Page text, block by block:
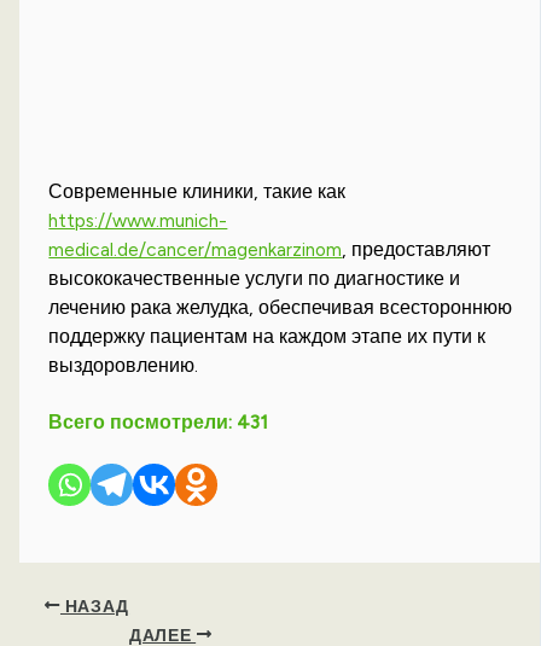
Современные клиники, такие как
https://www.munich-
medical.de/cancer/magenkarzinom, предоставляют
высококачественные услуги по диагностике и
лечению рака желудка, обеспечивая всестороннюю
поддержку пациентам на каждом этапе их пути к
выздоровлению.
Всего посмотрели: 431
НАЗАД
ДАЛЕЕ